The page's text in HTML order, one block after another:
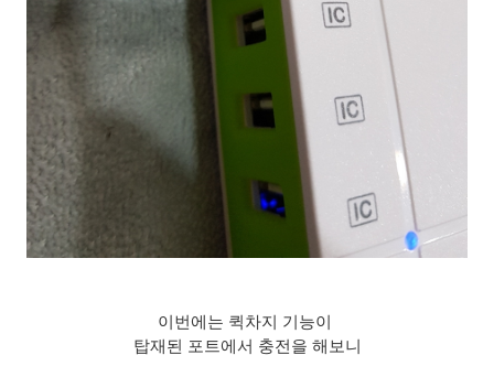
이번에는 퀵차지 기능이
탑재된 포트에서 충전을 해보니